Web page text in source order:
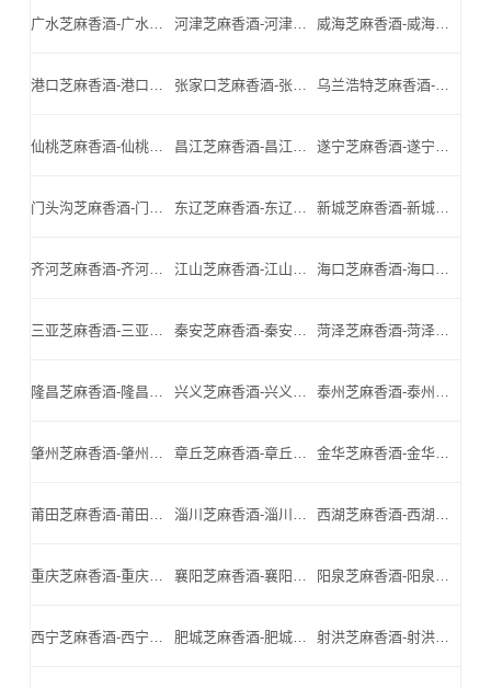
广水芝麻香酒-广水名酒-广水小北门_广水芝麻香酒厂家 河津芝麻香酒-河津名酒-河津小北门_河津芝麻香酒厂家 威海芝麻香酒-威海名酒-威海小北门_威海芝麻香酒厂家
港口芝麻香酒-港口名酒-港口小北门_港口芝麻香酒厂家 张家口芝麻香酒-张家口名酒-张家口小北门_张家口芝麻香酒厂家 乌兰浩特芝麻香酒-乌兰浩特名酒-乌兰浩特小北门_乌兰浩特芝麻香酒厂家
仙桃芝麻香酒-仙桃名酒-仙桃小北门_仙桃芝麻香酒厂家 昌江芝麻香酒-昌江名酒-昌江小北门_昌江芝麻香酒厂家 遂宁芝麻香酒-遂宁名酒-遂宁小北门_遂宁芝麻香酒厂家
门头沟芝麻香酒-门头沟名酒-门头沟小北门_门头沟芝麻香酒厂家 东辽芝麻香酒-东辽名酒-东辽小北门_东辽芝麻香酒厂家 新城芝麻香酒-新城名酒-新城小北门_新城芝麻香酒厂家
齐河芝麻香酒-齐河名酒-齐河小北门_齐河芝麻香酒厂家 江山芝麻香酒-江山名酒-江山小北门_江山芝麻香酒厂家 海口芝麻香酒-海口名酒-海口小北门_海口芝麻香酒厂家
三亚芝麻香酒-三亚名酒-三亚小北门_三亚芝麻香酒厂家 秦安芝麻香酒-秦安名酒-秦安小北门_秦安芝麻香酒厂家 菏泽芝麻香酒-菏泽名酒-菏泽小北门_菏泽芝麻香酒厂家
隆昌芝麻香酒-隆昌名酒-隆昌小北门_隆昌芝麻香酒厂家 兴义芝麻香酒-兴义名酒-兴义小北门_兴义芝麻香酒厂家 泰州芝麻香酒-泰州名酒-泰州小北门_泰州芝麻香酒厂家
肇州芝麻香酒-肇州名酒-肇州小北门_肇州芝麻香酒厂家 章丘芝麻香酒-章丘名酒-章丘小北门_章丘芝麻香酒厂家 金华芝麻香酒-金华名酒-金华小北门_金华芝麻香酒厂家
莆田芝麻香酒-莆田名酒-莆田小北门_莆田芝麻香酒厂家 淄川芝麻香酒-淄川名酒-淄川小北门_淄川芝麻香酒厂家 西湖芝麻香酒-西湖名酒-西湖小北门_西湖芝麻香酒厂家
重庆芝麻香酒-重庆名酒-重庆小北门_重庆芝麻香酒厂家 襄阳芝麻香酒-襄阳名酒-襄阳小北门_襄阳芝麻香酒厂家 阳泉芝麻香酒-阳泉名酒-阳泉小北门_阳泉芝麻香酒厂家
西宁芝麻香酒-西宁名酒-西宁小北门_西宁芝麻香酒厂家 肥城芝麻香酒-肥城名酒-肥城小北门_肥城芝麻香酒厂家 射洪芝麻香酒-射洪名酒-射洪小北门_射洪芝麻香酒厂家